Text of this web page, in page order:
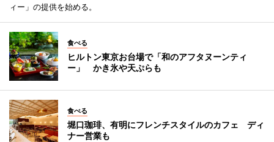
ィー」の提供を始める。
食べる
ヒルトン東京お台場で「和のアフタヌーンティ
ー」 かき氷や天ぷらも
食べる
堀口珈琲、有明にフレンチスタイルのカフェ ディ
ナー営業も